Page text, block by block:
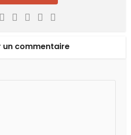
un commentaire